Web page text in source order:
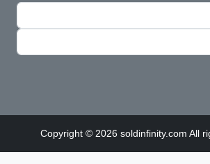
Copyright © 2026 soldinfinity.com All